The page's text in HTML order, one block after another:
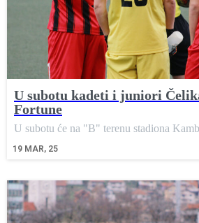
U subotu kadeti i juniori
Fortune
19 MAR, 25
U subotu će na "B" terenu stadiona